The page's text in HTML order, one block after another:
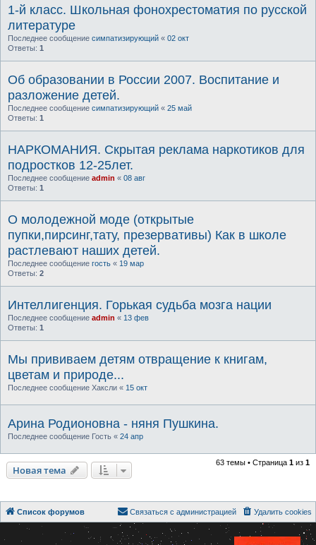
1-й класс. Школьная фонохрестоматия по русской
литературе
Последнее сообщение симпатизирующий « 02 окт
Ответы: 1
Об образовании в России 2007. Воспитание и
разложение детей.
Последнее сообщение симпатизирующий « 25 май
Ответы: 1
НАРКОМАНИЯ. Скрытая реклама наркотиков для
подростков 12-25лет.
Последнее сообщение admin « 08 авг
Ответы: 1
О молодежной моде (открытые
пупки,пирсинг,тату, презервативы) Как в школе
растлевают наших детей.
Последнее сообщение гость « 19 мар
Ответы: 2
Интеллигенция. Горькая судьба мозга нации
Последнее сообщение admin « 13 фев
Ответы: 1
Мы прививаем детям отвращение к книгам,
цветам и природе...
Последнее сообщение Хаксли « 15 окт
Арина Родионовна - няня Пушкина.
Последнее сообщение Гость « 24 апр
Новая тема
63 темы • Страница 1 из 1
Список форумов Удалить cookies
Связаться с администрацией